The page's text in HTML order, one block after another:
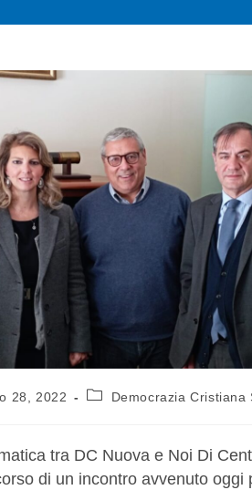
28, 2022 Democrazia Cristiana
tra DC Nuova e Noi Di
di un incontro avvenuto oggi